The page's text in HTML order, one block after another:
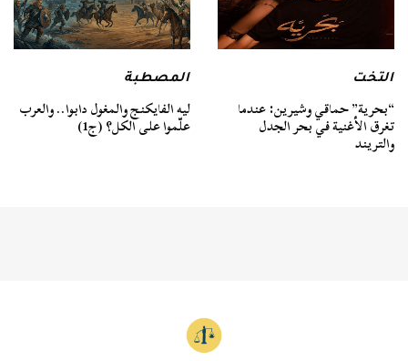
التخت
“بحرية” حماقي وشيرين: عندما
تغرق الأغنية في بحر الجدل
والتريند
المصطبة
ليه الفايكنج والمغول دابوا.. والعرب
علّموا على الكل؟ (ج1)